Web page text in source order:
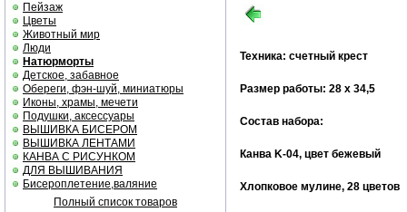
Пейзаж
Цветы
Животный мир
Люди
Натюрморты
Детское, забавное
Обереги, фэн-шуй, миниатюры
Иконы, храмы, мечети
Подушки, аксессуары
ВЫШИВКА БИСЕРОМ
ВЫШИВКА ЛЕНТАМИ
КАНВА С РИСУНКОМ
ДЛЯ ВЫШИВАНИЯ
Бисероплетение,валяние
Полный список товаров
Техника: счетный крест
Размер работы: 28 х 34,5
Состав набора:
Канва K-04, цвет бежевый
Хлопковое мулине, 28 цветов